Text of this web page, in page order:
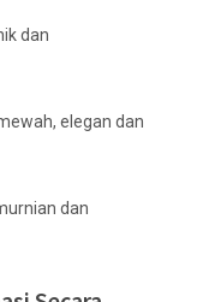
dan
elegan dan
dan